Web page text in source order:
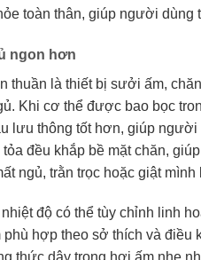
toàn thân, giúp người
ngon hơn
thuần là thiết bị sưởi ấm,
Khi cơ thể được bao bọc
lưu thông tốt hơn, giúp
đều khắp bề mặt chăn,
ngủ, trằn trọc hoặc giật mình
độ có thể tùy chỉnh linh
phù hợp theo sở thích và điều